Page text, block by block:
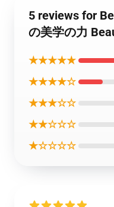
5 reviews for
の美学の力
★★★★★
★★★★☆
★★★☆☆
★★☆☆☆
★☆☆☆☆